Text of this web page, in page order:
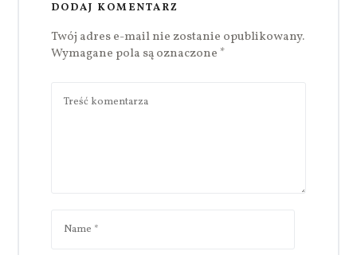
DODAJ KOMENTARZ
Twój adres e-mail nie zostanie opublikowany.
Wymagane pola są oznaczone *